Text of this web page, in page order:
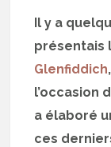
Il y a
présentais
Glenfiddich
l’occasion
a élaboré
ces